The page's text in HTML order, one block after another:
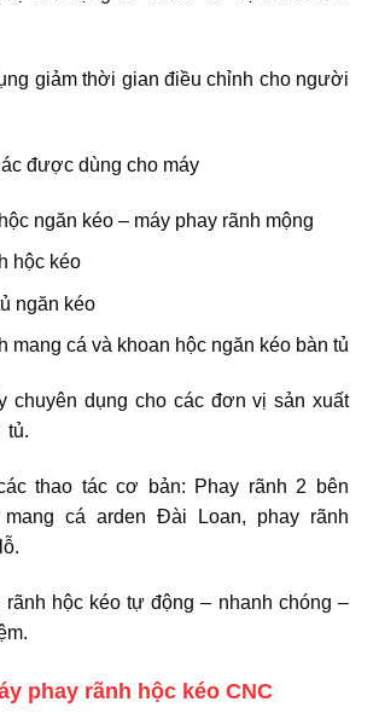
giảm thời gian điều chỉnh cho người
được dùng cho máy
ngăn kéo – máy phay rãnh mộng
hộc kéo
ngăn kéo
mang cá và khoan hộc ngăn kéo bàn tủ
chuyên dụng cho các đơn vị sản xuất
tủ.
thao tác cơ bản: Phay rãnh 2 bên
cá arden Đài Loan, phay rãnh
rãnh hộc kéo tự động – nhanh chóng –
phay rãnh hộc kéo CNC